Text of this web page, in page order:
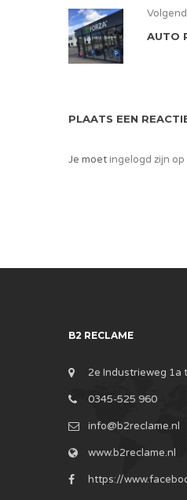
AUTO
PLAATS EEN
Je moetingelogd zijn op
B2 RECLAME
2e Industrieweg 1a
0345-525 960
info@b2reclame.nl
www.b2reclame.nl
https://